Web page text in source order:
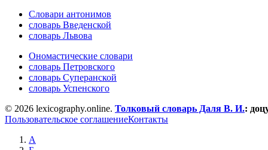
Словари антонимов
словарь Введенской
словарь Львова
Ономастические словари
словарь Петровского
словарь Суперанской
словарь Успенского
© 2026 lexicography.online. Толковый словарь Даля В. И.:
Пользовательское соглашениеКонтакты
А